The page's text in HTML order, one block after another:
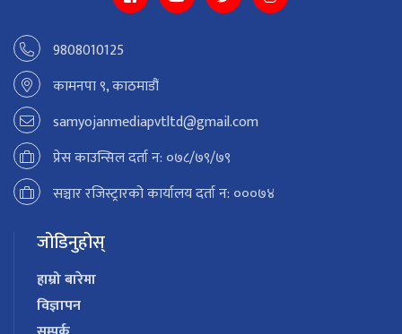
9808010125
कामनपा ९, काठमाडौं
samyojanmediapvtltd@gmail.com
प्रेस काउन्सिल दर्ता न: ०७८/७९/७९
सञ्चार रजिस्ट्रारको कार्यालय दर्ता न: ०००७४
जोडिनुहोस्
हाम्रो बारेमा
विज्ञापन